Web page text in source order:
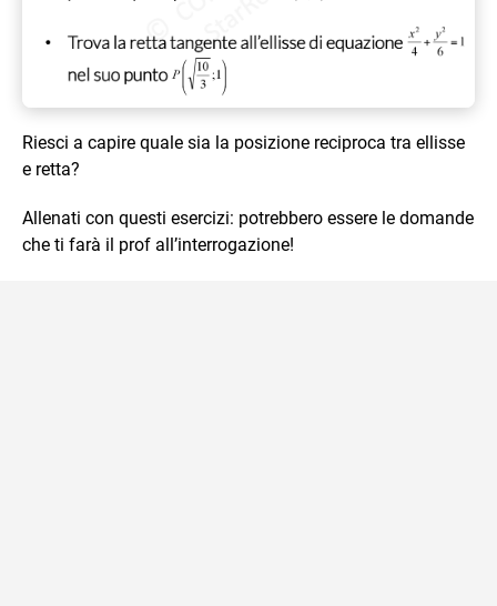
Riesci a capire quale sia la posizione reciproca tra ellisse
e retta?
Allenati con questi esercizi: potrebbero essere le domande
che ti farà il prof all’interrogazione!